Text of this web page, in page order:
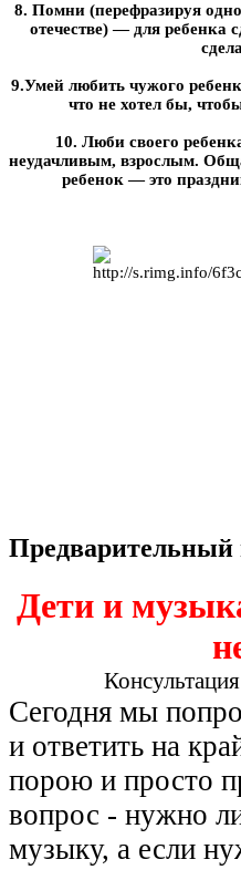
8. Помни (перефразируя
отечестве) — для ребенка
9.Умей любить чужого
что не хотел бы,
10. Люби своего
неудачливым, взрослым.
ребенок — это
Предварительный
Дети и
Сегодня мы
и ответить на
порою и просто
вопрос - нужно
музыку, а если